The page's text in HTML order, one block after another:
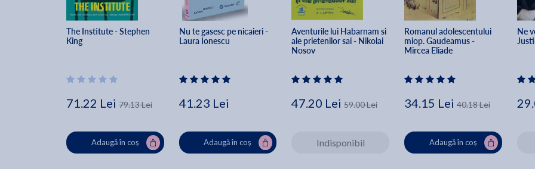
The Institute - Stephen
King
71.22 Lei 79.13 Lei
Adaugă în coș
Nu te gasesc pe nicaieri -
Laura Ionescu
41.23 Lei
Adaugă în coș
Aventurile lui Habarnam si
ale prietenilor sai - Nikolai
Nosov
47.20 Lei 59.00 Lei
Indisponibil
Romanul adolescentului
miop. Gaudeamus -
Mircea Eliade
34.15 Lei 40.18 Lei
Adaugă în coș
Ne